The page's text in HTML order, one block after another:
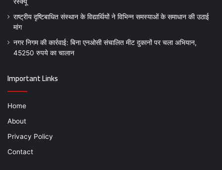
राष्ट्रीय दृष्टिबाधित संस्थान के विद्यार्थियों ने विभिन्न समस्याओं के समाधान की उठाई
मांग
नगर निगम की कार्रवाई: बिना एनओसी संचालित मीट दुकानों पर चला अभियान,
45250 रुपये का चालान
Important Links
Home
About
Privacy Policy
Contact